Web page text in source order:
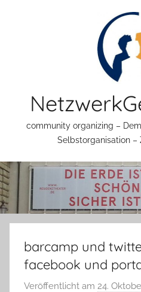
community organizing –
Selbstorganisation –
barcamp und
facebook und
Veröffentlicht am 24.